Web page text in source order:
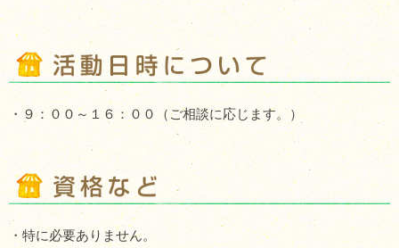
・９：００～１６：００（ご相談に応じます。）
・特に必要ありません。